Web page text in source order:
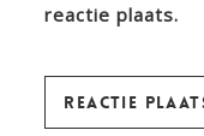
reactie plaats.